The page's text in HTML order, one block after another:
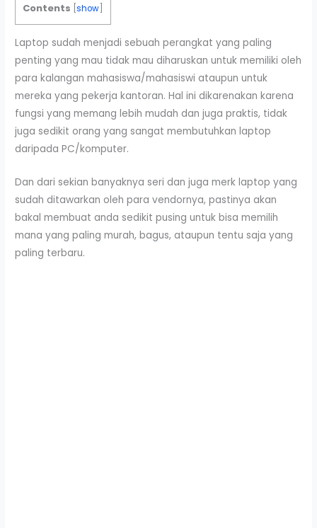
Contents [show
Laptop sudah menjadi sebuah perangkat yang paling
penting yang mau tidak mau diharuskan untuk memiliki oleh
para kalangan mahasiswa/mahasiswi ataupun untuk
mereka yang pekerja kantoran. Hal ini dikarenakan karena
fungsi yang memang lebih mudah dan juga praktis, tidak
juga sedikit orang yang sangat membutuhkan laptop
daripada PC/komputer.
Dan dari sekian banyaknya seri dan juga merk laptop yang
sudah ditawarkan oleh para vendornya, pastinya akan
bakal membuat anda sedikit pusing untuk bisa memilih
mana yang paling murah, bagus, ataupun tentu saja yang
paling terbaru.